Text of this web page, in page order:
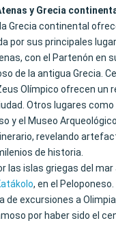
y Grecia
Grecia continental
por sus principales
con el Partenón en
de la antigua Grecia.
Olímpico ofrecen un
Otros lugares como
y el Museo
revelando
de historia.
las islas griegas del
, en el
de excursiones a
por haber sido el